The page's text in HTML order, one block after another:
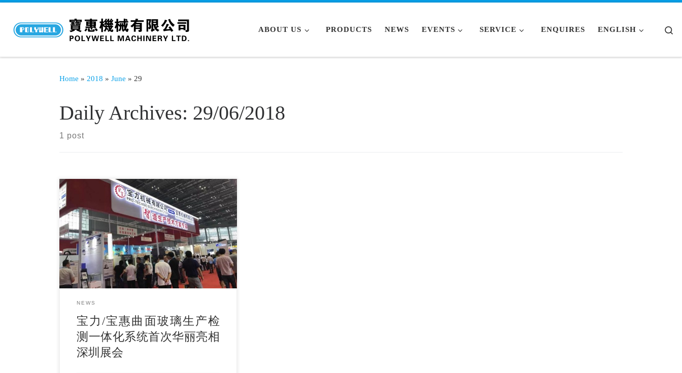
ABOUT US PRODUCTS NEWS EVENTS SERVICE ENQUIRES ENGLISH
Home » 2018 » June » 29
Daily Archives: 29/06/2018
1 post
第二届3D曲面玻璃生产加工暨技术展览会6月23日
在深圳国际会展中心圆满结束。展会期间，宝力机
械3D曲面玻璃生产加工检测一体化系统华丽亮
相，吸引现场大量客商驻足围观。 宝力机械隆重
推出的曲面玻璃生产检测一体化系统,由ROKU-
ROKU石墨模具加工中心，ATOS ScanBox 4105系
统、智能料库及智能生产控制系统几部分组成，是
宝力自主研发阶段性成果的集中体现。
NEWS
宝力/宝惠曲面玻璃生产检
测一体化系统首次华丽亮相
深圳展会